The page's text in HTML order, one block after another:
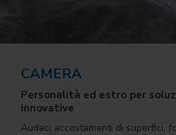
CAMERA
Personalità ed estro per
innovative
Audaci accostamenti di superfici,